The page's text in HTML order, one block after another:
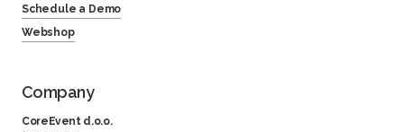
Schedule a Demo
Webshop
Company
CoreEvent d.o.o.